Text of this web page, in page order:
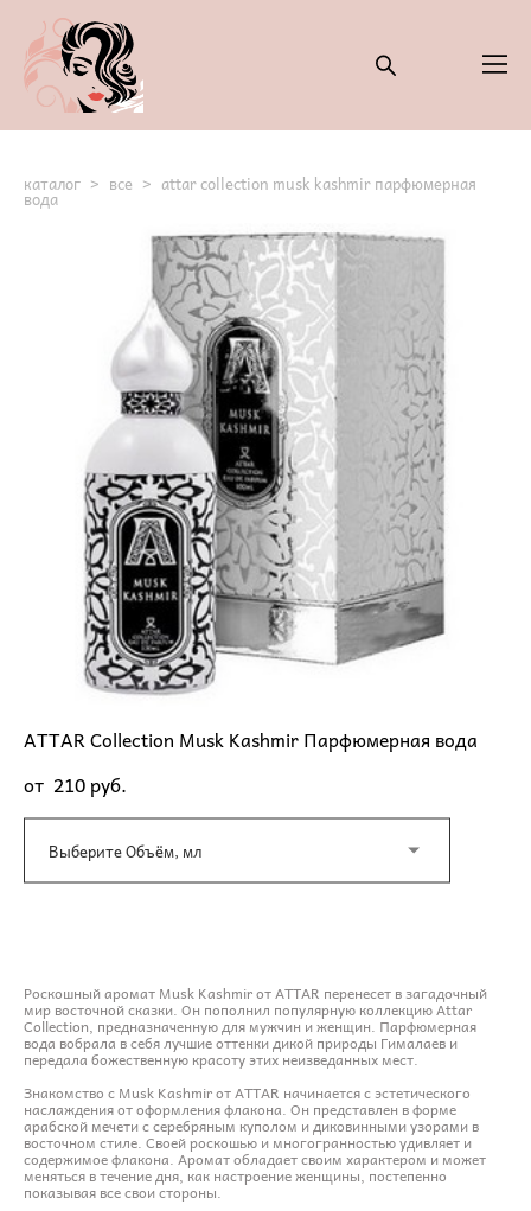
каталог > все > attar collection musk kashmir парфюмерная
вода
ATTAR Collection Musk Kashmir Парфюмерная вода
от 210 pуб.
Выберите Объём, мл
Роскошный аромат Musk Kashmir от ATTAR перенесет в загадочный
мир восточной сказки. Он пополнил популярную коллекцию Attar
Collection, предназначенную для мужчин и женщин. Парфюмерная
вода вобрала в себя лучшие оттенки дикой природы Гималаев и
передала божественную красоту этих неизведанных мест.
Знакомство с Musk Kashmir от ATTAR начинается с эстетического
наслаждения от оформления флакона. Он представлен в форме
арабской мечети с серебряным куполом и диковинными узорами в
восточном стиле. Своей роскошью и многогранностью удивляет и
содержимое флакона. Аромат обладает своим характером и может
меняться в течение дня, как настроение женщины, постепенно
показывая все свои стороны.